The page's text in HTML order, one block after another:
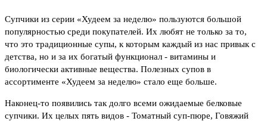
Супчики из серии «Худеем за неделю» пользуются большой
популярностью среди покупателей. Их любят не только за то,
что это традиционные супы, к которым каждый из нас привык с
детства, но и за их богатый функционал - витамины и
биологически активные вещества. Полезных супов в
ассортименте «Худеем за неделю» стало еще больше.
Наконец-то появились так долго всеми ожидаемые белковые
супчики. Их целых пять видов - Томатный суп-пюре, Говяжий